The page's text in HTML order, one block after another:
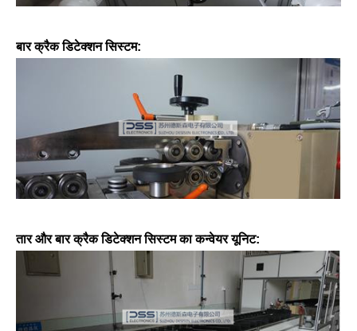
बार क्रैक डिटेक्शन सिस्टम:
तार और बार क्रैक डिटेक्शन सिस्टम का कन्वेयर यूनिट: